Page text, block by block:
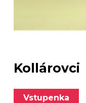
Kollárovci
Vstupenka